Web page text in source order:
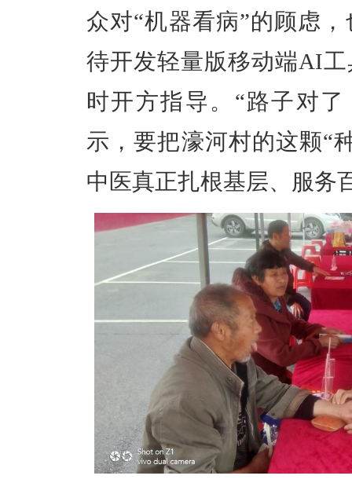
众对“机器看病”的顾虑
待开发轻量版移动端AI
时开方指导。“路子对
示，要把濠河村的这颗“
中医真正扎根基层、服务